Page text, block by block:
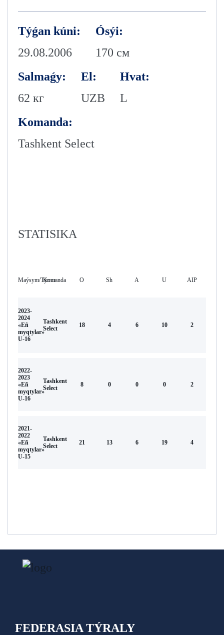
Týǵan kúni:
29.08.2006
Ósýi:
170 см
Salmaǵy:
62 кг
El:
UZB
Hvat:
L
Komanda:
Tashkent Select
STATISIKA
Maýsym/TýrnırKomanda O Sh А U AIP
2023-
2024
«Eñ
myqtylar»
U-16
Tashkent
Select
18 4 6 10 2
2022-
2023
«Eñ
myqtylar»
U-16
Tashkent
Select
8 0 0 0 2
2021-
2022
«Eñ
myqtylar»
U-15
Tashkent
Select
21 13 6 19 4
FEDERASIA TÝRALY